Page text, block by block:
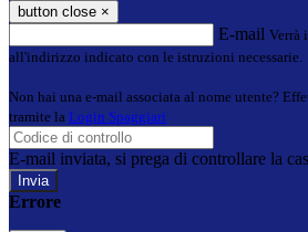
button close ×
E-mail Verrà
all'indirizzo indicato con le istruzioni necessarie.
Non hai una e-mail associata al nome utente?
tramite la Login Spaggiari
E-mail inviata, si prega di controllare la
Errore